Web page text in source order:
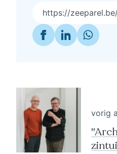
https://
vorig